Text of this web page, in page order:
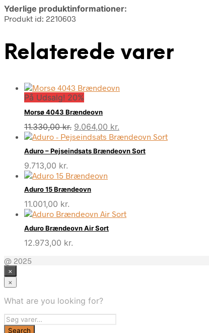
Yderlige produktinformationer:
Produkt id: 2210603
Relaterede varer
På Udsalg! 20%
Morsø 4043 Brændeovn
11.330,00kr. Den
oprindelige
pris
var:
9.064,00 kr.
aktuelle
pris
er:
Aduro – Pejseindsats Brændeovn Sort
9.713,00 kr.
Aduro 15 Brændeovn
11.001,00 kr.
Aduro Brændeovn Air Sort
12.973,00 kr.
@ 2025
×
×
What are you looking for?